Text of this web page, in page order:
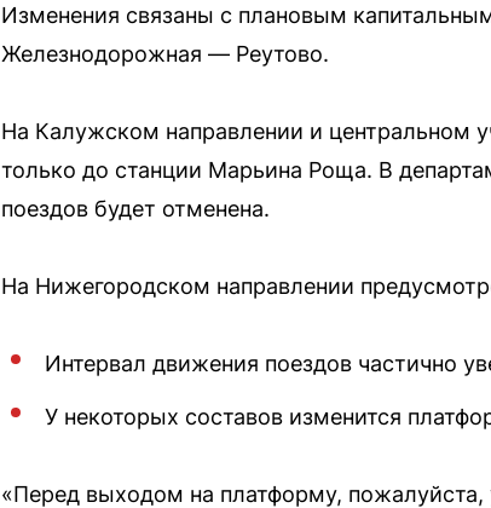
Изменения связаны с плановым
Железнодорожная — Реутово.
На Калужском направлении и центральном
только до станции Марьина Роща. В
поездов будет отменена.
На Нижегородском направлении
Интервал движения поездов частично
У некоторых составов изменится
«Перед выходом на платформу,